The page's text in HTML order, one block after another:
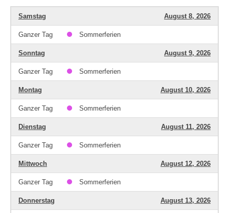
Samstag August 8, 2026
Ganzer Tag Sommerferien
Sonntag August 9, 2026
Ganzer Tag Sommerferien
Montag August 10, 2026
Ganzer Tag Sommerferien
Dienstag August 11, 2026
Ganzer Tag Sommerferien
Mittwoch August 12, 2026
Ganzer Tag Sommerferien
Donnerstag August 13, 2026